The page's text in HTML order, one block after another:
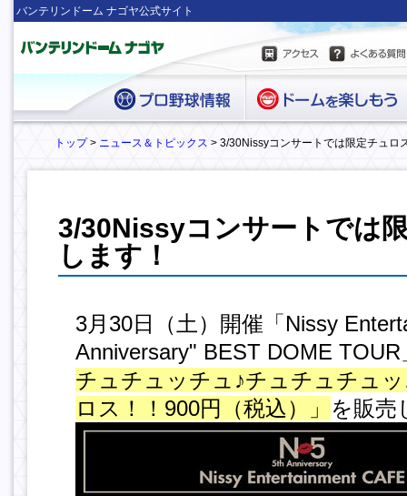
バンテリンドーム ナゴヤ公式サイト
トップ> ニュース＆トピックス > 3/30Nissyコンサートでは限定チュロ
3/30Nissyコンサートでは
します！
3月30日（土）開催「Nissy
Anniversary" BEST DOME
チュチュッチュ♪チュチュチュ
ロス！！900円（税込）」 を販売